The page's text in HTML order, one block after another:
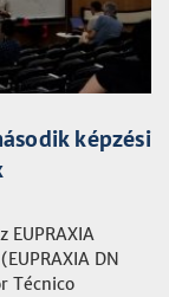
képzési
DN
Técnico